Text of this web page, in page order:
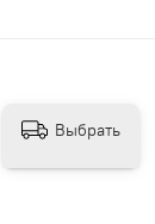
Выбрать